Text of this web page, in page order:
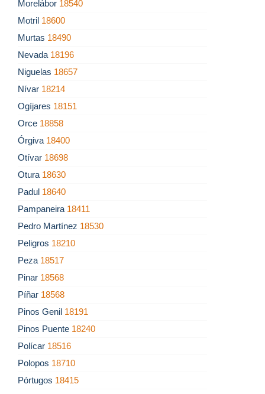
Morelábor 18540
Motril 18600
Murtas 18490
Nevada 18196
Niguelas 18657
Nívar 18214
Ogíjares 18151
Orce 18858
Órgiva 18400
Otívar 18698
Otura 18630
Padul 18640
Pampaneira 18411
Pedro Martínez 18530
Peligros 18210
Peza 18517
Pinar 18568
Píñar 18568
Pinos Genil 18191
Pinos Puente 18240
Polícar 18516
Polopos 18710
Pórtugos 18415